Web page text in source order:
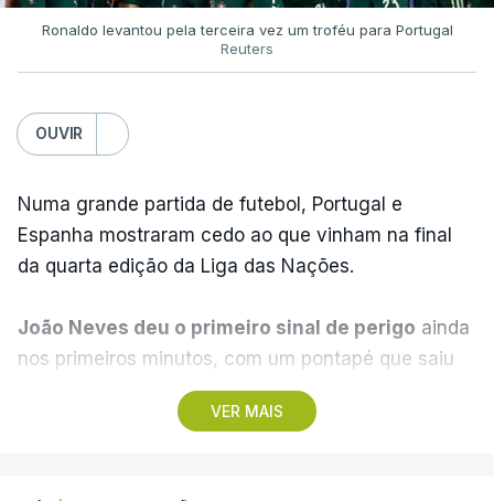
Ronaldo levantou pela terceira vez um troféu para Portugal
Reuters
OUVIR
VER MAIS
Numa grande partida de futebol, Portugal e
Espanha mostraram cedo ao que vinham na final
da quarta edição da Liga das Nações.
João Neves deu o primeiro sinal de perigo ainda
nos primeiros minutos, com um pontapé que saiu
ao lado da baliza de Unai Simón e a Espanha
acabou por pegar no jogo.Pedri tentou o primeiro